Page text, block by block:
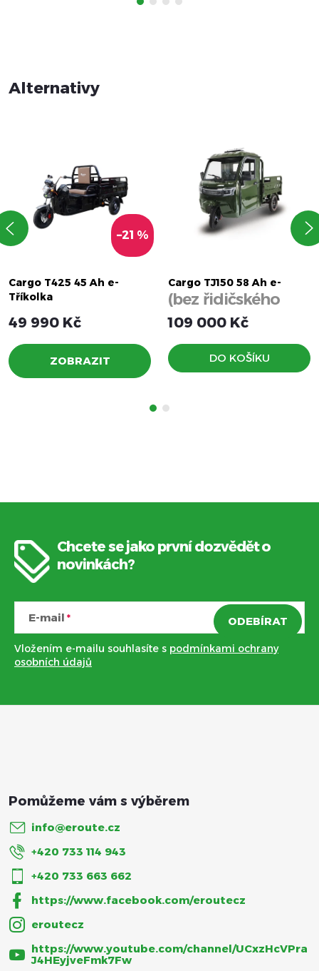
–21 %
Cargo T425 45 Ah e-
Tříkolka
49 990 Kč
ZOBRAZIT
Cargo TJ150 58 Ah e-
Tříkolka
(bez řidičského
průkazu)
109 000 Kč
DO KOŠÍKU
Z
á
p
a
t
Chcete se jako první dozvědět o
novinkách?
E-mail
Vložením e-mailu souhlasíte s podmínkami ochrany
osobních údajů
ODEBÍRAT
info@eroute.cz
+420 733 114 943
+420 733 663 662
https://www.facebook.com/eroutecz
eroutecz
https://www.youtube.com/channel/UCxzHcVPra
J4HEyjveFmk7Fw